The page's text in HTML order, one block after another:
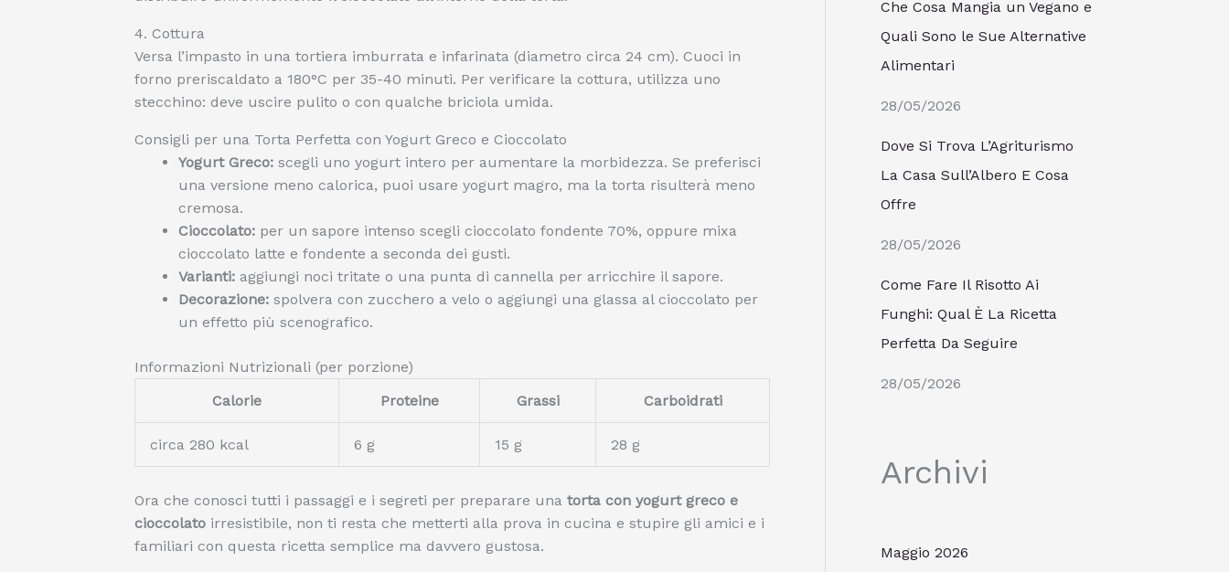
4. Cottura
Versa l’impasto in una tortiera imburrata e infarinata (diametro circa 24 cm). Cuoci in
forno preriscaldato a 180°C per 35-40 minuti. Per verificare la cottura, utilizza uno
stecchino: deve uscire pulito o con qualche briciola umida.
Consigli per una Torta Perfetta con Yogurt Greco e Cioccolato
Yogurt Greco: scegli uno yogurt intero per aumentare la morbidezza. Se preferisci
una versione meno calorica, puoi usare yogurt magro, ma la torta risulterà meno
cremosa.
Cioccolato: per un sapore intenso scegli cioccolato fondente 70%, oppure mixa
cioccolato latte e fondente a seconda dei gusti.
Varianti: aggiungi noci tritate o una punta di cannella per arricchire il sapore.
Decorazione: spolvera con zucchero a velo o aggiungi una glassa al cioccolato per
un effetto più scenografico.
Informazioni Nutrizionali (per porzione)
Calorie
Proteine Grassi Carboidrati
circa 280 kcal 6 g 15 g 28 g
Ora che conosci tutti i passaggi e i segreti per preparare una torta con yogurt greco e
cioccolato irresistibile, non ti resta che metterti alla prova in cucina e stupire gli amici e i
familiari con questa ricetta semplice ma davvero gustosa.
Che Cosa Mangia un Vegano e
Quali Sono le Sue Alternative
Alimentari
28/05/2026
Dove Si Trova L’Agriturismo
La Casa Sull’Albero E Cosa
Offre
28/05/2026
Come Fare Il Risotto Ai
Funghi: Qual È La Ricetta
Perfetta Da Seguire
28/05/2026
Archivi
Maggio 2026